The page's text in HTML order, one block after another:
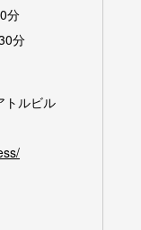
分
分
トルビル